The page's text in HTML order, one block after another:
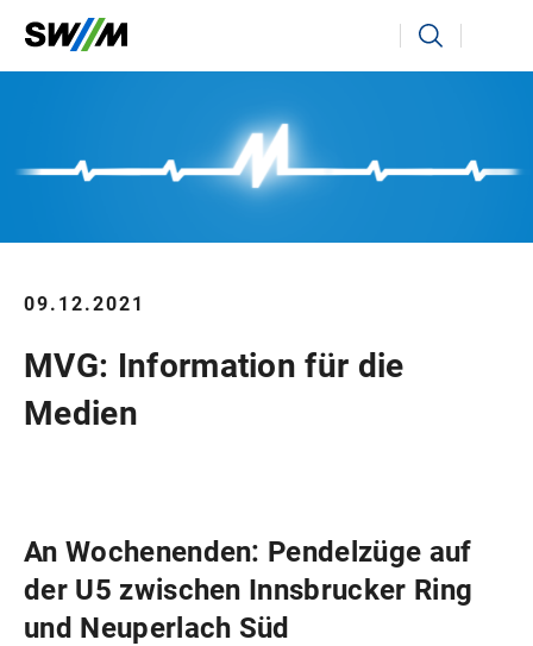
Ihr Suchbegriff Suchen
09.12.2021
MVG: Information für die
Medien
An Wochenenden: Pendelzüge auf
der U5 zwischen Innsbrucker Ring
und Neuperlach Süd